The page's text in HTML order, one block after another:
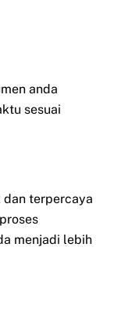
anda
sesuai
dan terpercaya
menjadi lebih